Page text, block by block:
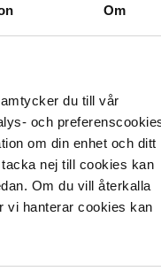
Om
du till vår
och
om din enhet och ditt
nej till cookies kan
Om du vill återkalla
vi hanterar cookies kan